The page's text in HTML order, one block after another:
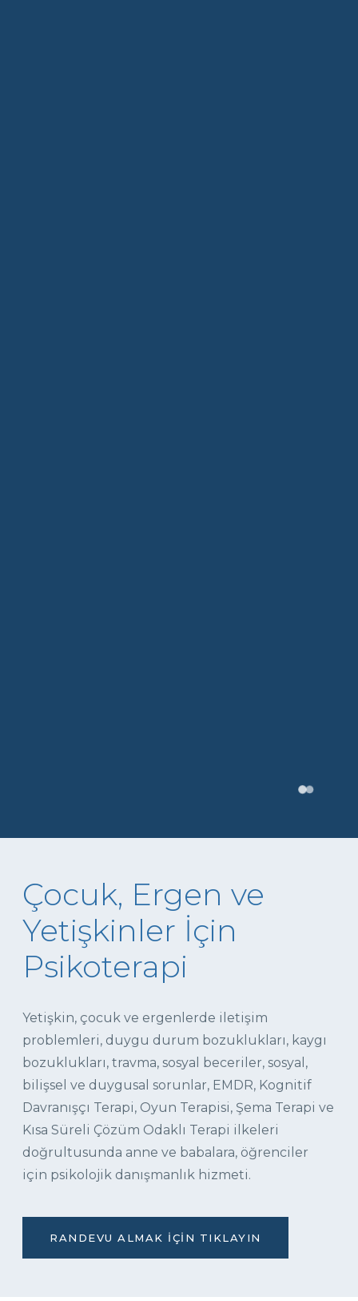
Çocuk, Ergen ve
Yetişkinler İçin
Psikoterapi
Yetişkin, çocuk ve ergenlerde iletişim
problemleri, duygu durum bozuklukları, kaygı
bozuklukları, travma, sosyal beceriler, sosyal,
bilişsel ve duygusal sorunlar, EMDR, Kognitif
Davranışçı Terapi, Oyun Terapisi, Şema Terapi ve
Kısa Süreli Çözüm Odaklı Terapi ilkeleri
doğrultusunda anne ve babalara, öğrenciler
için psikolojik danışmanlık hizmeti.
RANDEVU ALMAK İÇIN TIKLAYIN